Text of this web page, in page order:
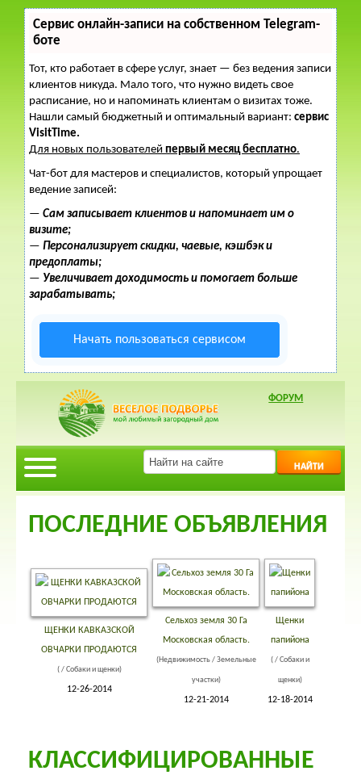
Сервис онлайн-записи на собственном Telegram-
боте
Тот, кто работает в сфере услуг, знает — без ведения записи
клиентов никуда. Мало того, что нужно видеть свое
расписание, но и напоминать клиентам о визитах тоже.
Нашли самый бюджетный и оптимальный вариант: сервис
VisitTime.
Для новых пользователей первый месяц бесплатно.
Чат-бот для мастеров и специалистов, который упрощает
ведение записей:
— Сам записывает клиентов и напоминает им о
визите;
— Персонализирует скидки, чаевые, кэшбэк и
предоплаты;
— Увеличивает доходимость и помогает больше
зарабатывать;
Начать пользоваться сервисом
ФОРУМ
НАЙТИ
ПОСЛЕДНИЕ ОБЪЯВЛЕНИЯ
ЩЕНКИ КАВКАЗСКОЙ
ОВЧАРКИ ПРОДАЮТСЯ
( / Собаки и щенки)
12-26-2014
Сельхоз земля 30 Га
Московская область.
(Недвижимость / Земельные
участки)
12-21-2014
Щенки
папийона
( / Собаки и
щенки)
12-18-2014
КЛАССИФИЦИРОВАННЫЕ